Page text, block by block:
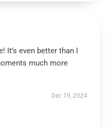
It’s even better than I
much more
Dec 19, 2024